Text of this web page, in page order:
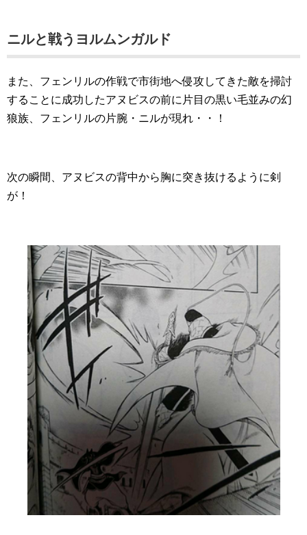
ニルと戦うヨルムンガルド
また、フェンリルの作戦で市街地へ侵攻してきた敵を掃討
することに成功したアヌビスの前に片目の黒い毛並みの幻
狼族、フェンリルの片腕・ニルが現れ・・！
次の瞬間、アヌビスの背中から胸に突き抜けるように剣
が！